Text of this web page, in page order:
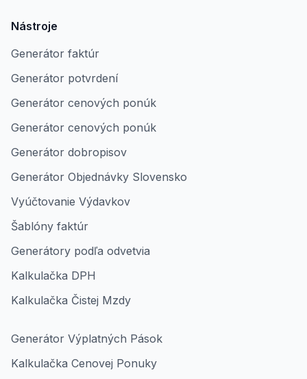
Nástroje
Generátor faktúr
Generátor potvrdení
Generátor cenových ponúk
Generátor cenových ponúk
Generátor dobropisov
Generátor Objednávky Slovensko
Vyúčtovanie Výdavkov
Šablóny faktúr
Generátory podľa odvetvia
Kalkulačka DPH
Kalkulačka Čistej Mzdy
Generátor Výplatných Pások
Kalkulačka Cenovej Ponuky